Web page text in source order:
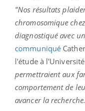
"Nos résultats
chromosomique
diagnostiqué avec
communiqué
l'étude à
permettraient aux
comportement de
avancer la